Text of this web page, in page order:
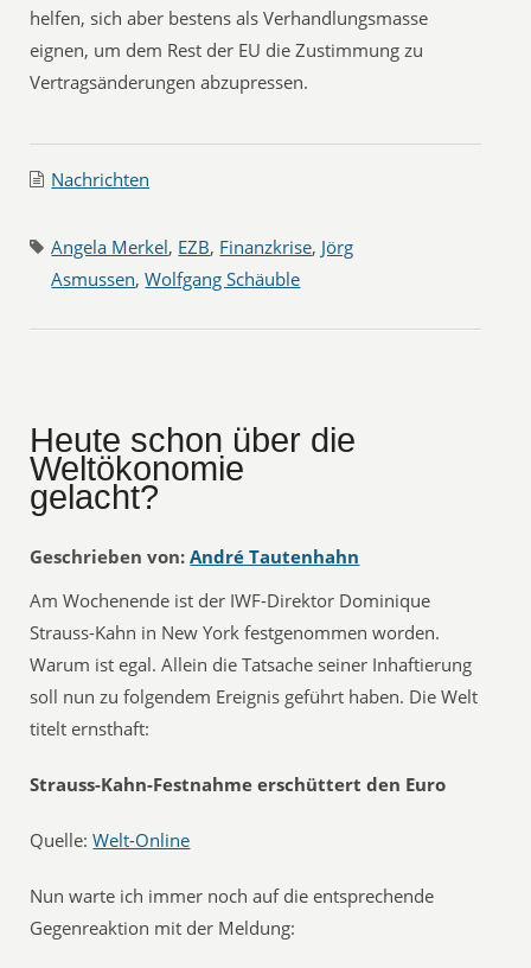
helfen, sich aber bestens als Verhandlungsmasse
eignen, um dem Rest der EU die Zustimmung zu
Vertragsänderungen abzupressen.
Nachrichten
Angela Merkel, EZB, Finanzkrise, Jörg
Asmussen,Wolfgang Schäuble
Heute schon über die
Weltökonomie
gelacht?
Geschrieben von: André Tautenhahn
Am Wochenende ist der IWF-Direktor Dominique
Strauss-Kahn in New York festgenommen worden.
Warum ist egal. Allein die Tatsache seiner Inhaftierung
soll nun zu folgendem Ereignis geführt haben. Die Welt
titelt ernsthaft:
Strauss-Kahn-Festnahme erschüttert den Euro
Quelle:Welt-Online
Nun warte ich immer noch auf die entsprechende
Gegenreaktion mit der Meldung: